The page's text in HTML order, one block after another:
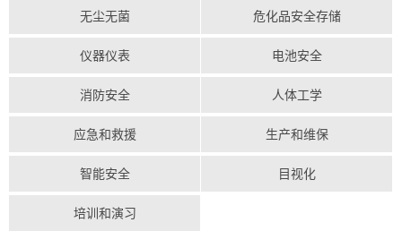
无尘无菌 危化品安全存储
仪器仪表 电池安全
消防安全 人体工学
应急和救援 生产和维保
智能安全 目视化
培训和演习